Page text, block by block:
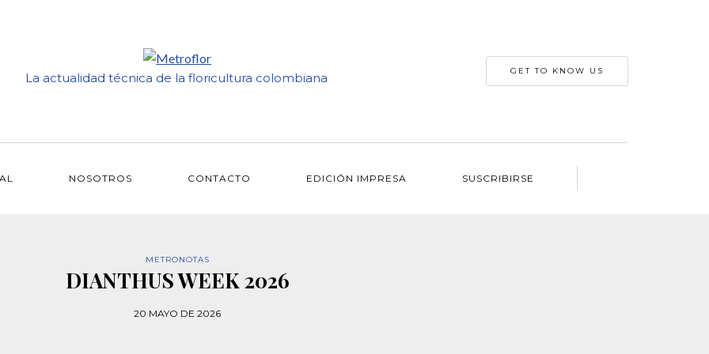
La actualidad técnica de la floricultura colombiana GET TO KNOW US
NOSOTROS CONTACTO EDICIÓN IMPRESA SUSCRIBIRSE
METRONOTAS
DIANTHUS WEEK 2026
20 MAYO DE 2026